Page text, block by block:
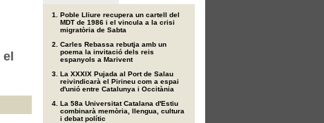
Poble Lliure recupera un cartell del
MDT de 1986 i el vincula a la crisi
migratòria de Sabta
Carles Rebassa rebutja amb un
poema la invitació dels reis
espanyols a Marivent
La XXXIX Pujada al Port de Salau
reivindicarà el Pirineu com a espai
d'unió entre Catalunya i Occitània
La 58a Universitat Catalana d'Estiu
combinarà memòria, llengua, cultura
i debat polític